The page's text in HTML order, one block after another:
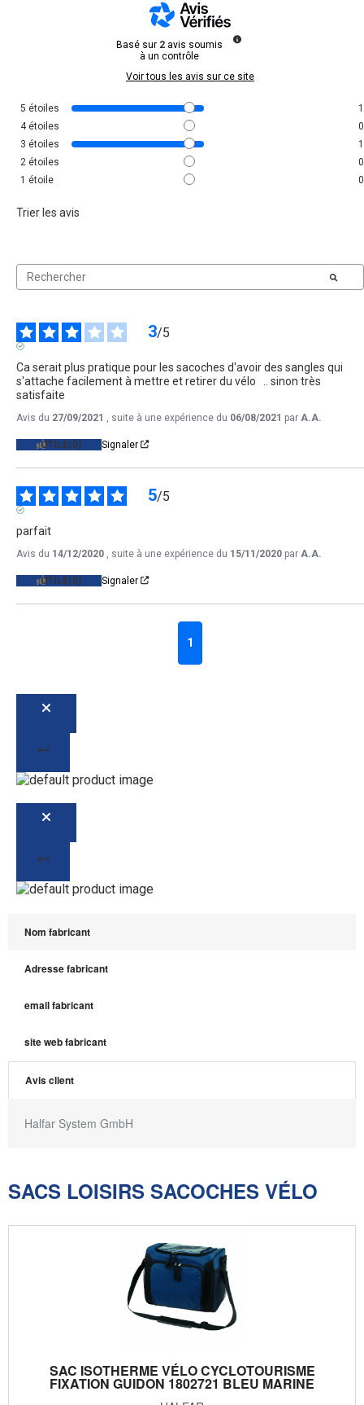
Basé sur 2 avis soumis
à un contrôle
Voir tous les avis sur ce site
5 étoiles
1
4 étoiles
0
3 étoiles
1
2 étoiles
0
1 étoile 0
Trier les avis
3/5
Ca serait plus pratique pour les sacoches d'avoir des sangles qui
s'attache facilement à mettre et retirer du vélo   .. sinon très
satisfaite
Avis du 27/09/2021 , suite à une expérience du 06/08/2021 par A.A.
UTILE(0) Signaler
5/5
parfait
Avis du 14/12/2020 , suite à une expérience du 15/11/2020 par A.A.
UTILE(0) Signaler
1
Nom fabricant
Adresse fabricant
email fabricant
site web fabricant
Avis client
Halfar System GmbH
SACS LOISIRS SACOCHES VÉLO
SAC ISOTHERME VÉLO CYCLOTOURISME
FIXATION GUIDON 1802721 BLEU MARINE